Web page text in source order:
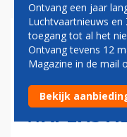
'RUSLAND
BEVROREN
BOEINGS
Ontvang een jaar
Luchtvaartnieuws en
toegang tot al het
Ontvang tevens 12
Magazine in de mail
Bekijk